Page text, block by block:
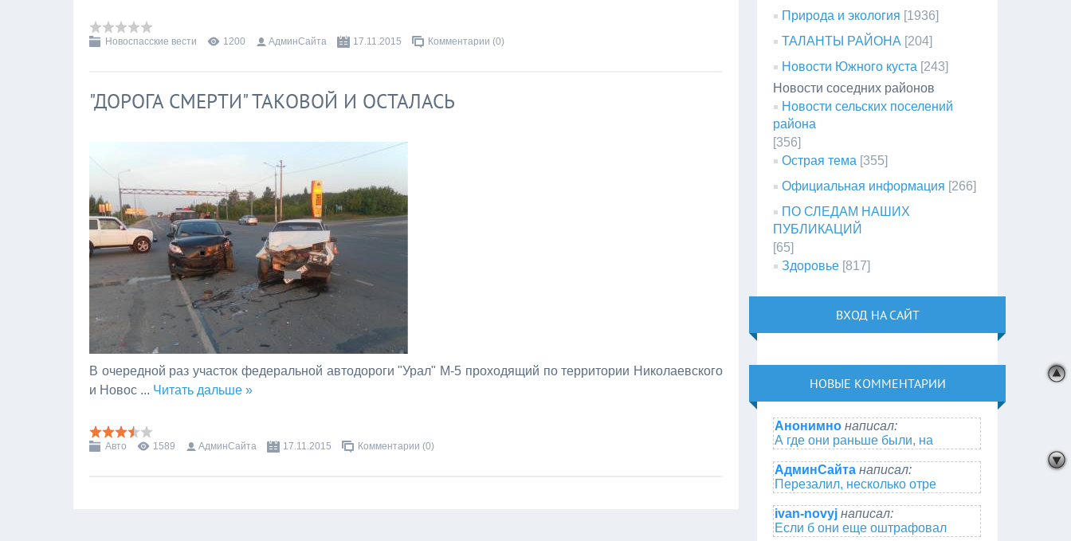
Новоспасские вести 1200 АдминСайта 17.11.2015 Комментарии (0)
"ДОРОГА СМЕРТИ" ТАКОВОЙ И ОСТАЛАСЬ
В очередной раз участок федеральной автодороги "Урал" М-5 проходящий по территории Николаевского
и Новос ... Читать дальше »
Авто 1589 АдминСайта 17.11.2015 Комментарии (0)
Природа и экология [1936]
ТАЛАНТЫ РАЙОНА [204]
Новости Южного куста [243]
Новости соседних районов
Новости сельских поселений
района
[356]
Острая тема [355]
Официальная информация [266]
ПО СЛЕДАМ НАШИХ
ПУБЛИКАЦИЙ
[65]
Здоровье [817]
ВХОД НА САЙТ
НОВЫЕ КОММЕНТАРИИ
Анонимно написал:
А где они раньше были, на
АдминСайта написал:
Перезалил, несколько отре
ivan-novyj написал:
Если б они еще оштрафовал